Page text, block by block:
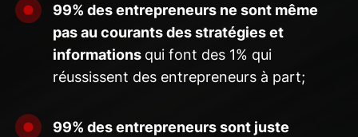
99% des entrepreneurs ne sont même
pas au courants des stratégies et
informations qui font des 1% qui
réussissent des entrepreneurs à part;
99% des entrepreneurs sont juste